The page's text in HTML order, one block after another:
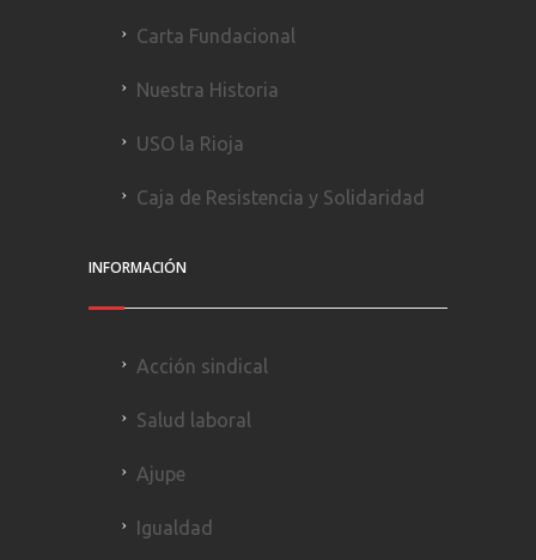
Carta Fundacional
Nuestra Historia
USO la Rioja
Caja de Resistencia y Solidaridad
INFORMACIÓN
Acción sindical
Salud laboral
Ajupe
Igualdad